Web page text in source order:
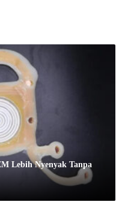
Lebih Nyenyak Tanpa